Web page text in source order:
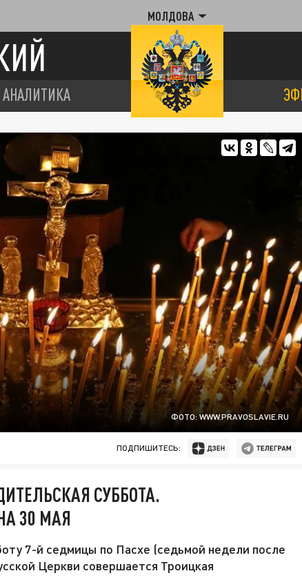
МОЛДОВА
АНАЛИТИКА
ФОТО: WWW.PRAVOSLAVIE.RU
ПОДПИШИТЕСЬ:
СУББОТА.
30 МАЯ
7-й седмицы по Пасхе (седьмой недели после
Церкви совершается Троицкая